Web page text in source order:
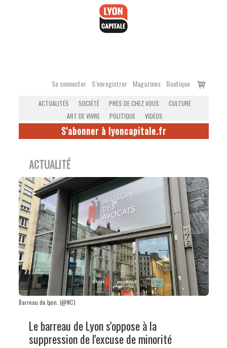
Se connecter S’enregistrer Magazines Boutique
Voir
ACTUALITÉS SOCIÉTÉ PRÈS DE CHEZ VOUS
CULTURE
ART DE VIVRE
POLITIQUE VIDÉOS
S'abonner à lyoncapitale.fr
ACTUALITÉ
Barreau de Lyon. (@NC)
Le barreau de Lyon s'oppose à la
suppression de l'excuse de minorité